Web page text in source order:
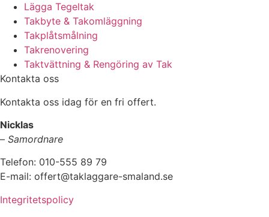
Lägga Tegeltak
Takbyte & Takomläggning
Takplåtsmålning
Takrenovering
Taktvättning & Rengöring av Tak
Kontakta oss
Kontakta oss idag för en fri offert.
Nicklas
– Samordnare
Telefon: 010-555 89 79
E-mail: offert@taklaggare-smaland.se
Integritetspolicy